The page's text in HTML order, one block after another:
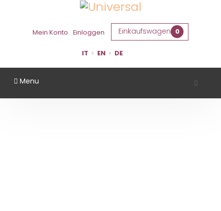
Mein Konto Einloggen Einkaufswagen 0
IT EN DE
Menu